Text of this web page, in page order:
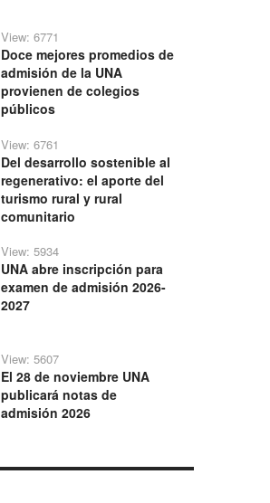
View: 6771
Doce mejores promedios de
admisión de la UNA
provienen de colegios
públicos
View: 6761
Del desarrollo sostenible al
regenerativo: el aporte del
turismo rural y rural
comunitario
View: 5934
UNA abre inscripción para
examen de admisión 2026-
2027
View: 5607
El 28 de noviembre UNA
publicará notas de
admisión 2026